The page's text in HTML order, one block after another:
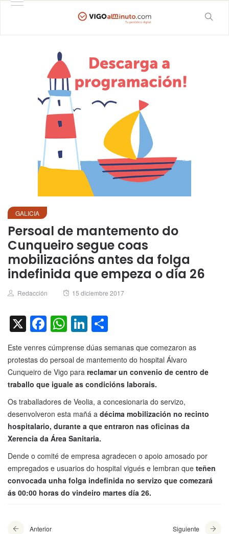
GALICIA
Persoal de mantemento do
Cunqueiro segue coas
mobilizacións antes da folga
indefinida que empeza o día 26
Author
Redacción
Posted
15 diciembre 2017
X Facebook
WhatsApp
LinkedIn
Este venres cúmprense dúas semanas que comezaron as
protestas do persoal de mantemento do hospital Álvaro
Cunqueiro de Vigo para reclamar un convenio de centro de
traballo que iguale as condicións laborais.
Os traballadores de Veolia, a concesionaria do servizo,
desenvolveron esta mañá a décima mobilización no recinto
hospitalario, durante a que entraron nas oficinas da
Xerencia da Área Sanitaria.
Dende o comité de empresa agradecen o apoio amosado por
empregados e usuarios do hospital vigués e lembran que teñen
convocada unha folga indefinida no servizo que comezará
ás 00:00 horas do vindeiro martes día 26.
Anterior Siguiente